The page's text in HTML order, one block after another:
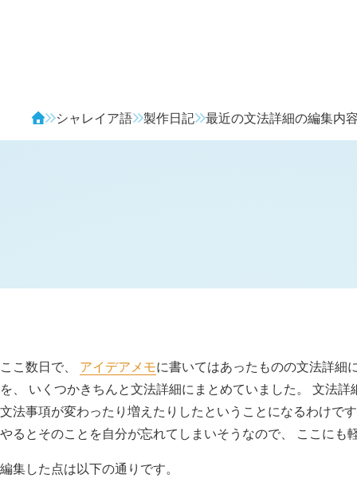
シャレイア語 製作日記 最近の文法詳細の編集内
ここ数日で、 アイデアメモに書いてはあったものの文法詳細
を、 いくつかきちんと文法詳細にまとめていました。 文法
文法事項が変わったり増えたりしたということになるわけで
やるとそのことを自分が忘れてしまいそうなので、 ここにも
編集した点は以下の通りです。